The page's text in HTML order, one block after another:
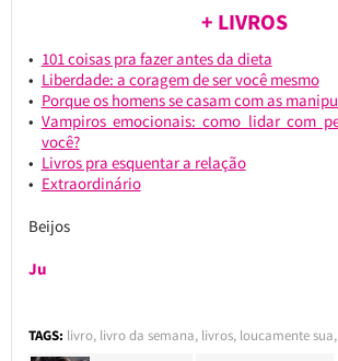
+ LIVROS
101 coisas pra fazer antes da dieta
Liberdade: a coragem de ser você mesmo
Porque os homens se casam com as
Vampiros emocionais: como lidar com
você?
Livros pra esquentar a relação
Extraordinário
Beijos
Ju
TAGS: livro, livro da semana, livros, loucamente sua,